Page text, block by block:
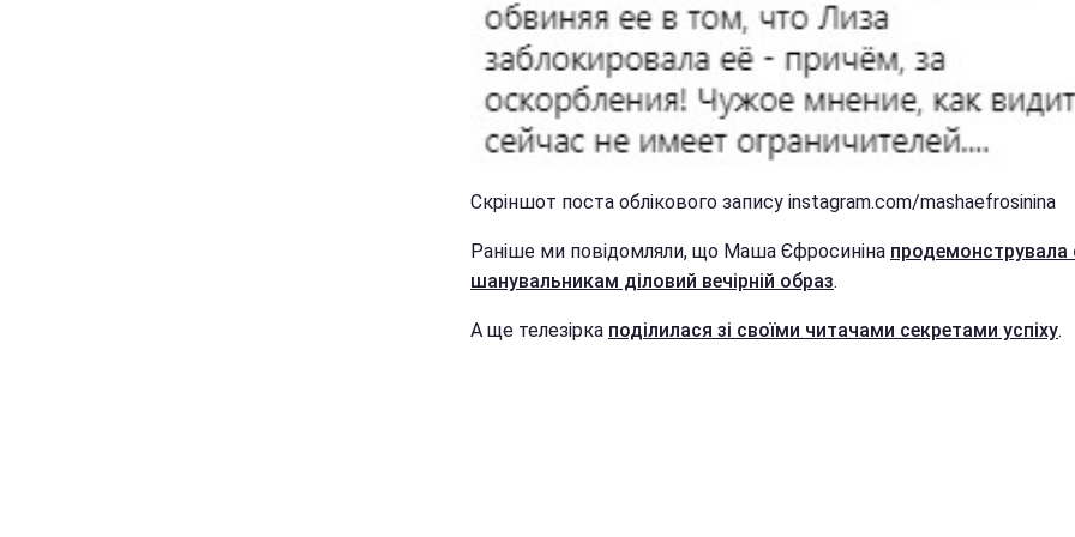
Скріншот поста облікового запису instagram.com/mashaefrosinina
Раніше ми повідомляли, що Маша Єфросиніна продемонструвала
шанувальникам діловий вечірній образ.
А ще телезірка поділилася зі своїми читачами секретами успіху.